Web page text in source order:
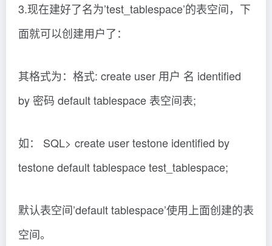
3.现在建好了名为’test_tablespace’的表空间，下
面就可以创建用户了：
其格式为：格式: create user 用户 名 identified
by 密码 default tablespace 表空间表;
如： SQL> create user testone identified by
testone default tablespace test_tablespace;
默认表空间’default tablespace’使用上面创建的表
空间。